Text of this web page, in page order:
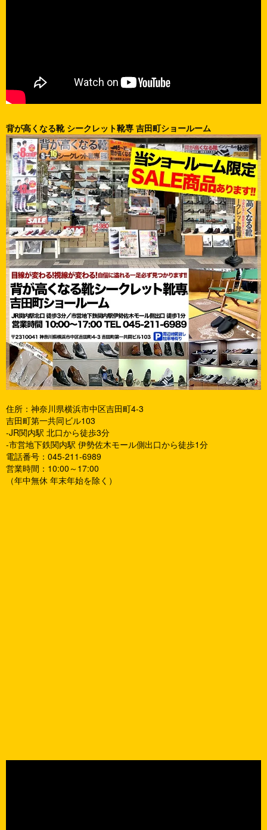
背が高くなる靴 シークレット靴専 吉田町ショールーム
住所：神奈川県横浜市中区吉田町4-3
吉田町第一共同ビル103
-JR関内駅 北口から徒歩3分
-市営地下鉄関内駅 伊勢佐木モール側出口から徒歩1分
電話番号：045-211-6989
営業時間：10:00～17:00
（年中無休 年末年始を除く）